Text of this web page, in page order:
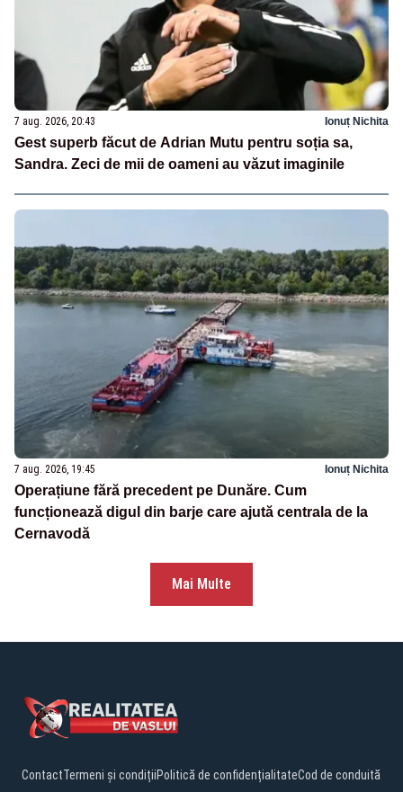
7 aug. 2026, 20:43 Ionuț Nichita
Gest superb făcut de Adrian Mutu pentru soția sa,
Sandra. Zeci de mii de oameni au văzut imaginile
7 aug. 2026, 19:45 Ionuț Nichita
Operațiune fără precedent pe Dunăre. Cum
funcționează digul din barje care ajută centrala de la
Cernavodă
Mai Multe
ContactTermeni și condițiiPolitică de confidențialitateCod de conduită